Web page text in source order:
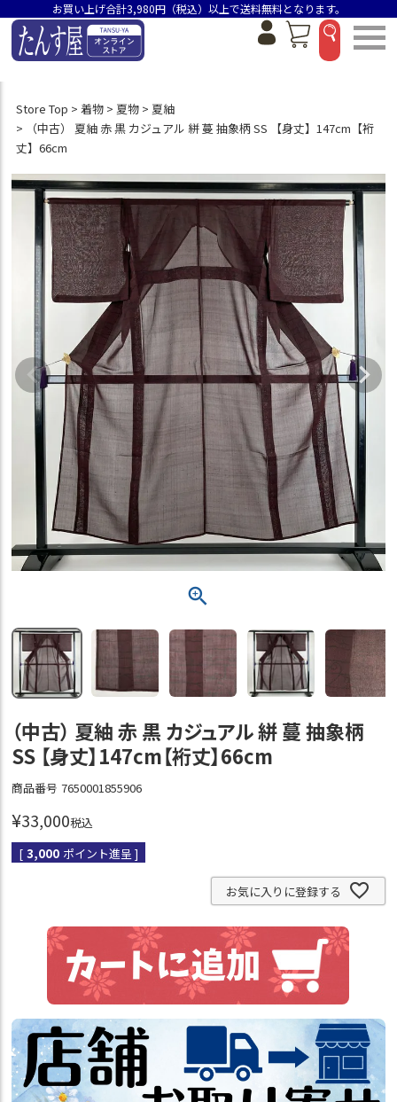
お買い上げ合計3,980円（税込）以上で送料無料となります。
Store Top 着物 夏物
夏紬
（中古） 夏紬 赤 黒 カジュアル 絣 蔓 抽象柄 SS 【身丈】147cm【裄
丈】66cm
（中古） 夏紬 赤 黒 カジュアル 絣 蔓 抽象柄
SS 【身丈】147cm【裄丈】66cm
商品番号 7650001855906
¥33,000税込
[ 3,000 ポイント進呈 ]
お気に入りに登録する